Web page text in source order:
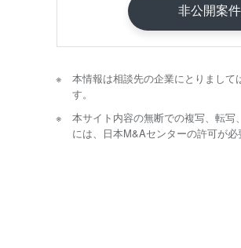
非公開案
本情報は相談先の企業にとりまし
す。
本サイト内容の無断での複写、転
には、日本M&Aセンターの許可が必